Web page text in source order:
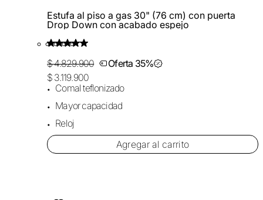
Estufa al piso a gas 30" (76 cm) con puerta
Drop Down con acabado espejo
$ 4.829.900
Oferta 35%
$ 3.119.900
Comal teflonizado
Mayor capacidad
Reloj
Agregar al carrito